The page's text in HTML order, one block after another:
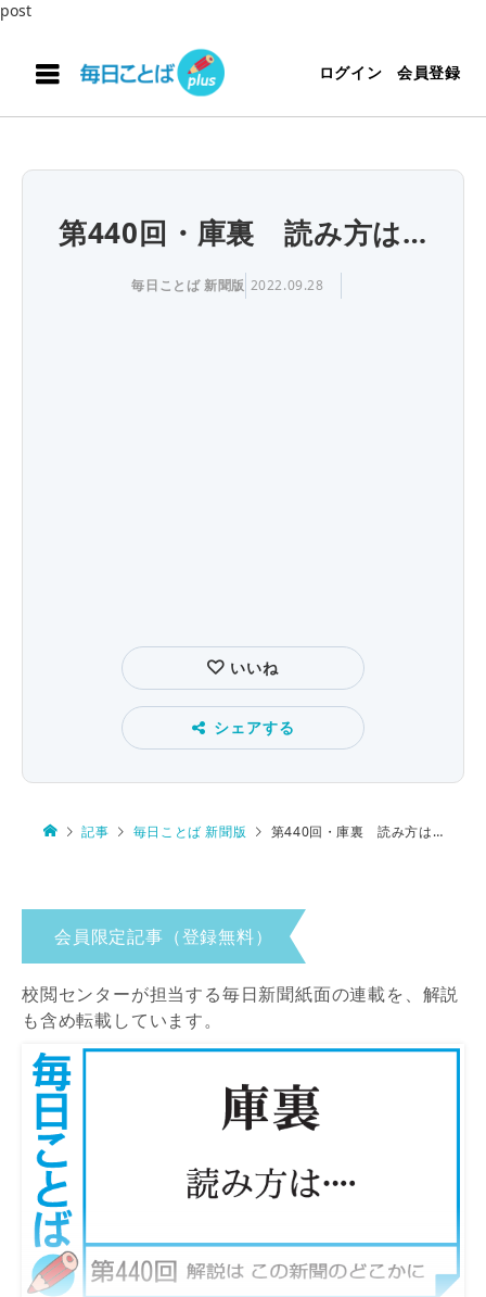
post
ログイン 会員登録
第440回・庫裏 読み方は…
毎日ことば 新聞版 2022.09.28
いいね
シェアする
記事 毎日ことば 新聞版 第440回・庫裏 読み方は…
会員限定記事（登録無料）
校閲センターが担当する毎日新聞紙面の連載を、解説
も含め転載しています。